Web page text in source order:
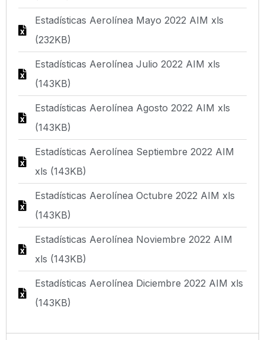
Estadísticas Aerolínea Mayo 2022 AIM xls
(232KB)
Estadísticas Aerolínea Julio 2022 AIM xls
(143KB)
Estadísticas Aerolínea Agosto 2022 AIM xls
(143KB)
Estadísticas Aerolínea Septiembre 2022 AIM
xls (143KB)
Estadísticas Aerolínea Octubre 2022 AIM xls
(143KB)
Estadísticas Aerolínea Noviembre 2022 AIM
xls (143KB)
Estadísticas Aerolínea Diciembre 2022 AIM xls
(143KB)